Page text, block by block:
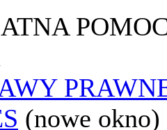
(nowe okno)